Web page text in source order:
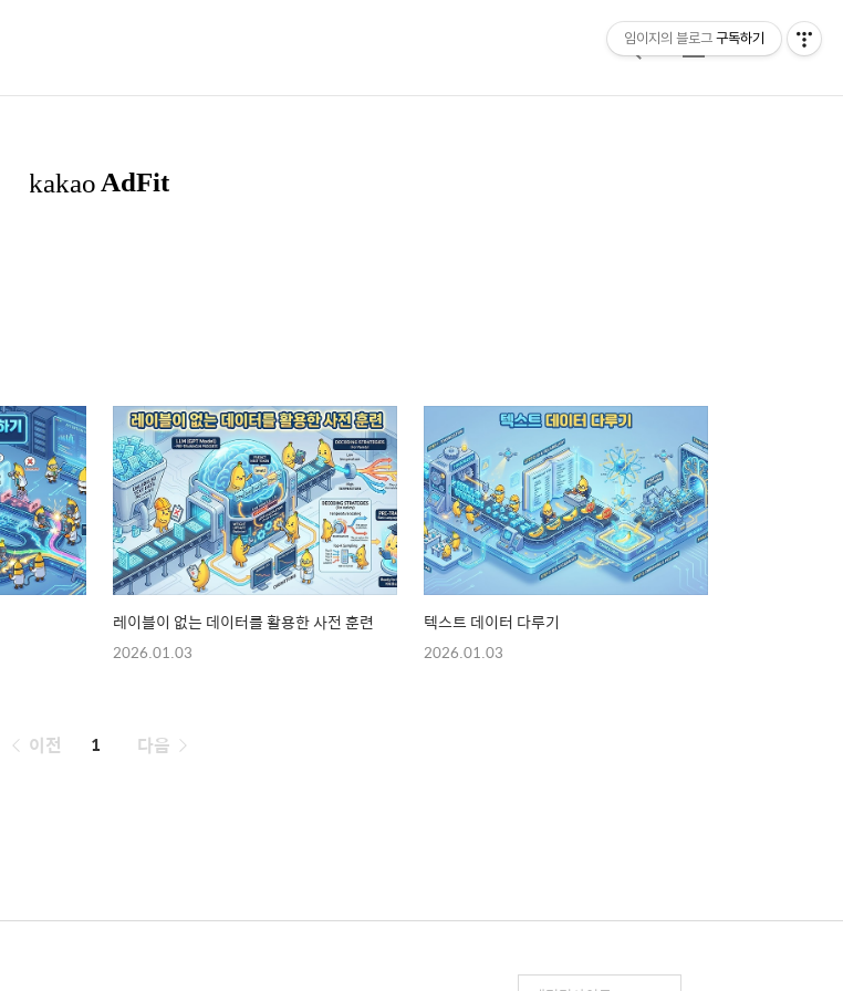
검
메
레이블이 없는 데이터를 활용한 사전 훈련
2026.01.03
텍스트 데이터 다루기
2026.01.03
페
이전 1 다음
임이지의 블로그 구독하기